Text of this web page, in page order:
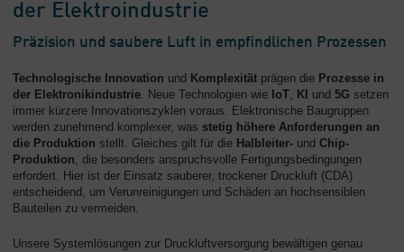
Übersicht
Service
Übersicht
Unternehmen
-
Übersicht
der Elektroindustrie
Präzision und saubere Luft in empfindlichen Prozessen
Technologische Innovation und Komplexität prägen die Prozesse in
der Elektronikindustrie. Neue Technologien wie IoT, KI und 5G setzen
immer kürzere Innovationszyklen voraus. Elektronische Baugruppen
werden zunehmend komplexer, was stetig höhere Anforderungen an
die Produktion stellt. Gleiches gilt für die Halbleiter- und Chip-
Produktion, die besonders anspruchsvolle Fertigungsbedingungen
erfordert. Hier ist der Einsatz sauberer, trockener Druckluft (CDA)
entscheidend, um Verunreinigungen und Schäden an hochsensiblen
Bauteilen zu vermeiden.
Unsere Systemlösungen zur Druckluftversorgung bewältigen genau